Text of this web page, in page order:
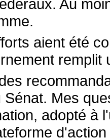
Au
aient été
remplit
Sénat. Mes
adopté à